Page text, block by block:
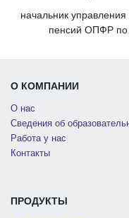
начальник
пенсий ОПФР по
О КОМПАНИИ
О нас
Сведения об
Работа у нас
Контакты
ПРОДУКТЫ